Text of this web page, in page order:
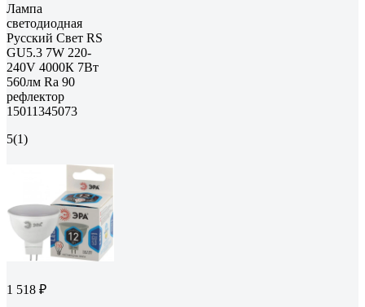
Лампа
светодиодная
Русский Свет RS
GU5.3 7W 220-
240V 4000К 7Вт
560лм Ra 90
рефлектор
15011345073
5(1)
1 518 ₽